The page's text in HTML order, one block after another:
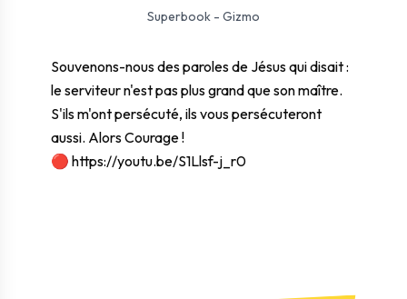
Superbook - Gizmo
0:00 ⛶ Plein écran
Souvenons-nous des paroles de Jésus qui disait :
le serviteur n'est pas plus grand que son maître.
S'ils m'ont persécuté, ils vous persécuteront
aussi. Alors Courage !
🔴 https://youtu.be/S1Llsf-j_r0